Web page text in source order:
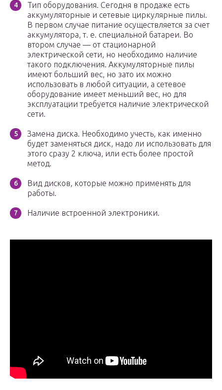
Тип оборудования. Сегодня в продаже есть
аккумуляторные и сетевые циркулярные пилы.
В первом случае питание осуществляется за счет
аккумулятора, т. е. специальной батареи. Во
втором случае — от стационарной
электрической сети, но необходимо наличие
такого подключения. Аккумуляторные пилы
имеют больший вес, но зато их можно
использовать в любой ситуации, а сетевое
оборудование имеет меньший вес, но для
эксплуатации требуется наличие электрической
сети.
Замена диска. Необходимо учесть, как именно
будет заменяться диск, надо ли использовать для
этого сразу 2 ключа, или есть более простой
метод.
Вид дисков, которые можно применять для
работы.
Наличие встроенной электроники.